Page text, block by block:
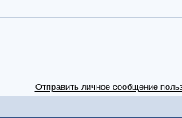
Отправить личное сообщение